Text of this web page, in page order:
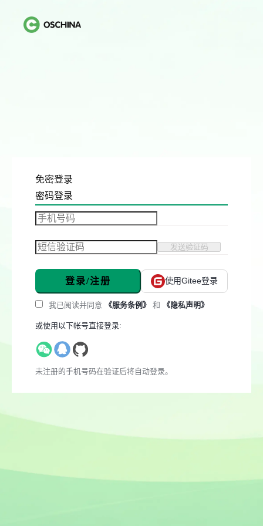
免密登录
密码登录
发送验证码
登录/注册 使用Gitee登录
我已阅读并同意 《服务条例》 和 《隐私声明》
或使用以下帐号直接登录:
未注册的手机号码在验证后将自动登录。